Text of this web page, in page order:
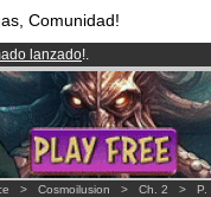
Comunidad!
lanzado!.
Cómics y Mangas!.
al mes!Hazte Premium ya
> Cosmoilusion > Ch. 2 > P.